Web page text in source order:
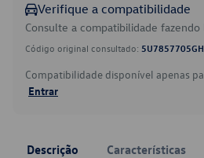
Verifique a compatibilidade
Consulte a compatibilidade
Código original consultado:
Compatibilidade disponível apenas
Entrar
Descrição Características